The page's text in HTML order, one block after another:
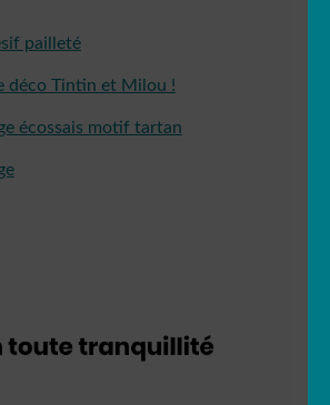
pailleté
déco Tintin et Milou !
écossais motif tartan